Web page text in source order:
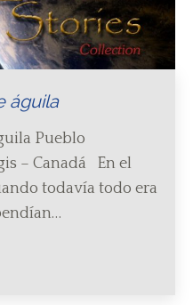
águila
Pueblo
– Canadá En el
todavía todo era